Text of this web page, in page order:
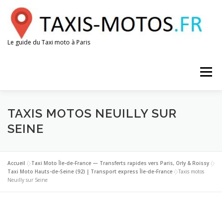
contenu
Le guide du Taxi moto à Paris
Menu
AÉROPORTS GARES ESPACE CHAUFFEUR
TAXIS MOTOS NEUILLY SUR
SEINE
Accueil »Taxi Moto Île-de-France — Transferts rapides vers Paris, Orly & Roissy »
Taxi Moto Hauts-de-Seine (92) | Transport express Île-de-France »Taxis motos
Neuilly sur Seine